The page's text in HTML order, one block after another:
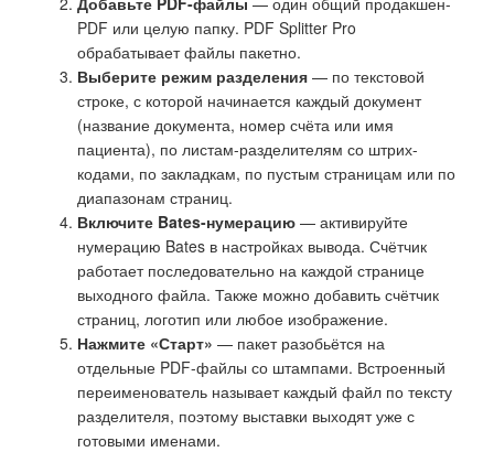
PDF или целую папку. PDF Splitter Pro
обрабатывает файлы пакетно.
Выберите режим разделения — по текстовой
строке, с которой начинается каждый документ
(название документа, номер счёта или имя
пациента), по листам-разделителям со штрих-
кодами, по закладкам, по пустым страницам или по
диапазонам страниц.
Включите Bates-нумерацию — активируйте
нумерацию Bates в настройках вывода. Счётчик
работает последовательно на каждой странице
выходного файла. Также можно добавить счётчик
страниц, логотип или любое изображение.
Нажмите «Старт» — пакет разобьётся на
отдельные PDF-файлы со штампами. Встроенный
переименователь называет каждый файл по тексту
разделителя, поэтому выставки выходят уже с
готовыми именами.